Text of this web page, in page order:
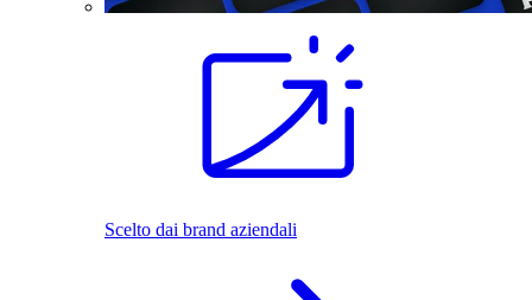
Scelto dai brand aziendali